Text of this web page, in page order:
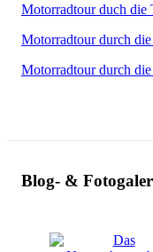
Motorradtour duch die
Motorradtour durch
Motorradtour durch
Blog- &